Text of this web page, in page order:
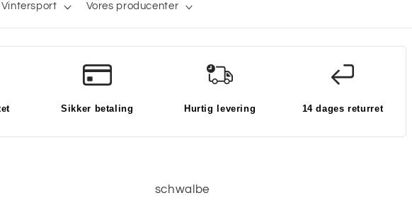
Vintersport Vores producenter
Sikker betaling Hurtig levering 14 dages returret
schwalbe